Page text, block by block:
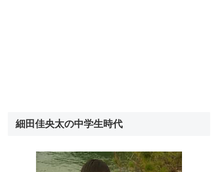
細田佳央太の中学生時代